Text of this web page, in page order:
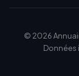
© 2026
Données